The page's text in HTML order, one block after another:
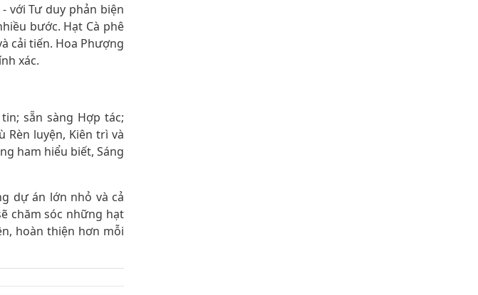
với Tư duy phản biện
bước. Hạt Cà phê
cải tiến. Hoa Phượng
xác.
sẵn sàng Hợp tác;
Rèn luyện, Kiên trì và
ham hiểu biết, Sáng
dự án lớn nhỏ và cả
chăm sóc những hạt
hoàn thiện hơn mỗi